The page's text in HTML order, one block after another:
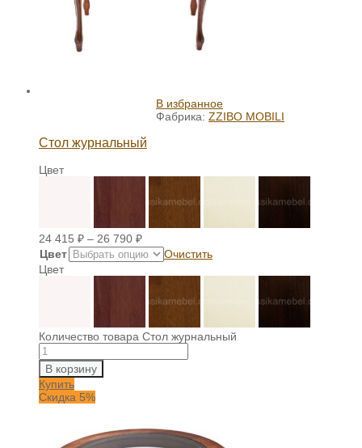
В избранное
Фабрика: ZZIBO MOBILI
Стол журнальный
Цвет
24 415 ₽ – 26 790 ₽
Цвет
Очистить
Цвет
Количество товара Стол журнальный
В корзину
Купить
Скидка 5%